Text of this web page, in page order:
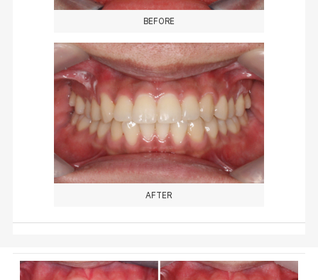
BEFORE
AFTER